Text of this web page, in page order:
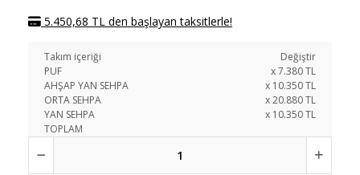
5.450,68 TL den başlayan taksitlerle!
Takım içeriği
Değiştir
PUF
x7.380TL
AHŞAP YAN SEHPA
x 10.350TL
ORTA SEHPA
x20.880TL
YAN SEHPA
x 10.350TL
TOPLAM